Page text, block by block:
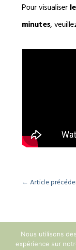
Pour visualiser
minutes,
← Article
Nous utilisons
expérience sur